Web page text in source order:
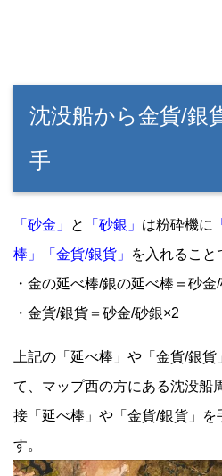
沈没船から金貨/銀
手
「砂金」 と 「砂銀」 は粉砕機に
棒」「金貨/銀貨」
を入れること
・金の延べ棒/銀の延べ棒＝砂金
・金貨/銀貨＝砂金/砂銀×2
上記の「延べ棒」や「金貨/銀
て、マップ西の方にある沈没船
接「延べ棒」や「金貨/銀貨」を
す。